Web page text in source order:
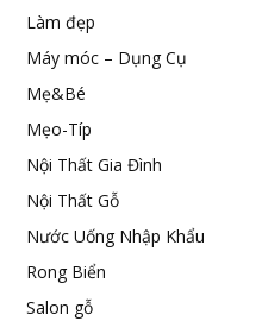
Làm đẹp
Máy móc – Dụng Cụ
Mẹ&Bé
Mẹo-Típ
Nội Thất Gia Đình
Nội Thất Gỗ
Nước Uống Nhập Khẩu
Rong Biển
Salon gỗ